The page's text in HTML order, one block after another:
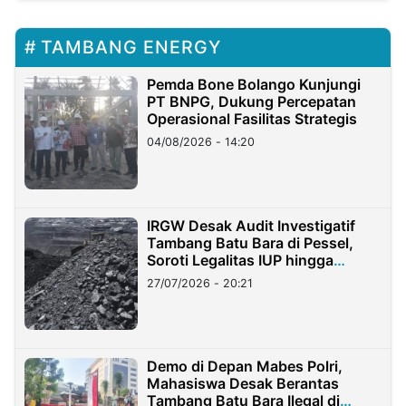
TAMBANG ENERGY
Pemda Bone Bolango Kunjungi
PT BNPG, Dukung Percepatan
Operasional Fasilitas Strategis
04/08/2026 - 14:20
IRGW Desak Audit Investigatif
Tambang Batu Bara di Pessel,
Soroti Legalitas IUP hingga
Stockpile
27/07/2026 - 20:21
Demo di Depan Mabes Polri,
Mahasiswa Desak Berantas
Tambang Batu Bara Ilegal di